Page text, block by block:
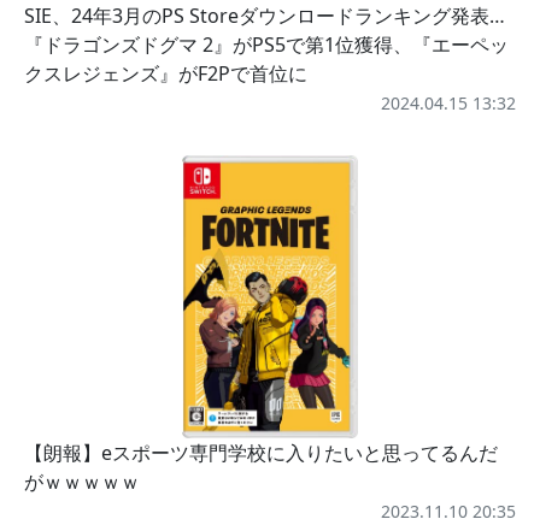
SIE、24年3月のPS Storeダウンロードランキング発表…
『ドラゴンズドグマ 2』がPS5で第1位獲得、『エーペッ
クスレジェンズ』がF2Pで首位に
2024.04.15 13:32
【朗報】eスポーツ専門学校に入りたいと思ってるんだ
がｗｗｗｗｗ
2023.11.10 20:35